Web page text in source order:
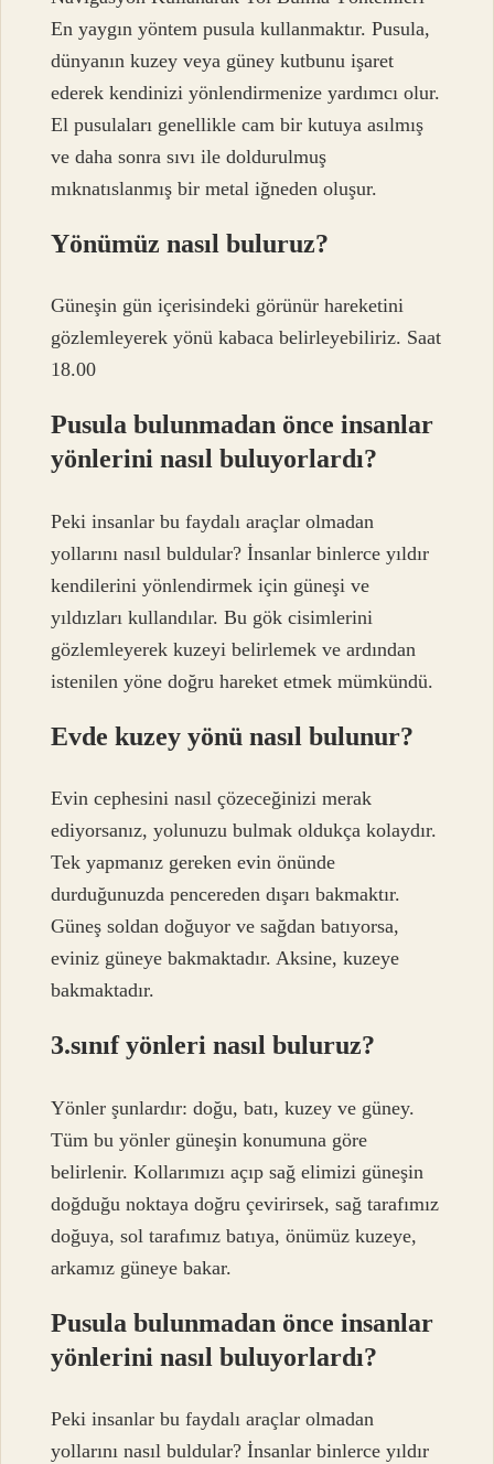
En yaygın yöntem pusula kullanmaktır. Pusula,
dünyanın kuzey veya güney kutbunu işaret
ederek kendinizi yönlendirmenize yardımcı olur.
El pusulaları genellikle cam bir kutuya asılmış
ve daha sonra sıvı ile doldurulmuş
mıknatıslanmış bir metal iğneden oluşur.
Yönümüz nasıl buluruz?
Güneşin gün içerisindeki görünür hareketini
gözlemleyerek yönü kabaca belirleyebiliriz. Saat
18.00
Pusula bulunmadan önce insanlar
yönlerini nasıl buluyorlardı?
Peki insanlar bu faydalı araçlar olmadan
yollarını nasıl buldular? İnsanlar binlerce yıldır
kendilerini yönlendirmek için güneşi ve
yıldızları kullandılar. Bu gök cisimlerini
gözlemleyerek kuzeyi belirlemek ve ardından
istenilen yöne doğru hareket etmek mümkündü.
Evde kuzey yönü nasıl bulunur?
Evin cephesini nasıl çözeceğinizi merak
ediyorsanız, yolunuzu bulmak oldukça kolaydır.
Tek yapmanız gereken evin önünde
durduğunuzda pencereden dışarı bakmaktır.
Güneş soldan doğuyor ve sağdan batıyorsa,
eviniz güneye bakmaktadır. Aksine, kuzeye
bakmaktadır.
3.sınıf yönleri nasıl buluruz?
Yönler şunlardır: doğu, batı, kuzey ve güney.
Tüm bu yönler güneşin konumuna göre
belirlenir. Kollarımızı açıp sağ elimizi güneşin
doğduğu noktaya doğru çevirirsek, sağ tarafımız
doğuya, sol tarafımız batıya, önümüz kuzeye,
arkamız güneye bakar.
Pusula bulunmadan önce insanlar
yönlerini nasıl buluyorlardı?
Peki insanlar bu faydalı araçlar olmadan
yollarını nasıl buldular? İnsanlar binlerce yıldır